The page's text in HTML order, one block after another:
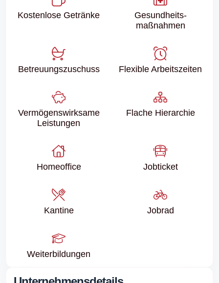
Kostenlose Getränke
Gesundheits­
maßnahmen
Betreuungs­zuschuss Flexible Arbeitszeiten
Vermögenswirksame
Leistungen
Flache Hierarchie
Homeoffice Jobticket
Kantine Jobrad
Weiter­bildungen